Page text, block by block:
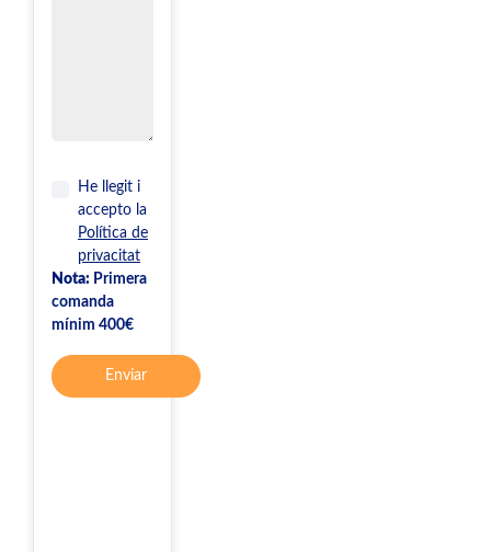
He llegit i
accepto la
Política de
privacitat
Nota: Primera
comanda
mínim 400€
Enviar